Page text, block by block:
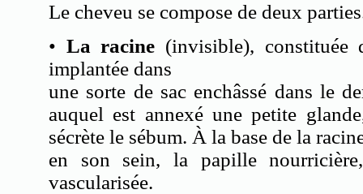
Le cheveu se compose de deux
• La racine (invisible), constituée
implantée dans
une sorte de sac enchâssé dans le
auquel est annexé une petite
sécrète le sébum. À la base de la
en son sein, la papille
vascularisée.